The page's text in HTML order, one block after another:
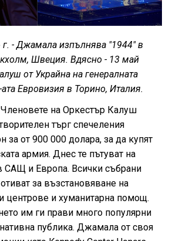
- Джамала изпълнява "1944" в
Швеция. Вдясно - 13 май
от Украйна на генералната
Евровизия в Торино, Италия.
на Оркестър Калуш
търг спечеления
за от 900 000 долара, за да купят
армия. Днес те пътуват на
САЩ и Европа. Всички събрани
за възстановяване на
центрове и хуманитарна помощ.
им ги прави много популярни
публика. Джамала от своя